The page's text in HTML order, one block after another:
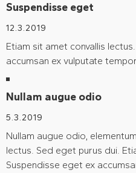
Suspendisse eget
12.3.2019
Etiam sit amet convallis
accumsan ex vulputate
Nullam augue odio
5.3.2019
Nullam augue odio,
lectus. Sed eget purus dui.
Suspendisse eget ex